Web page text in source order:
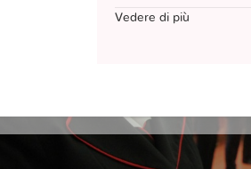
à.??
Vedere di più